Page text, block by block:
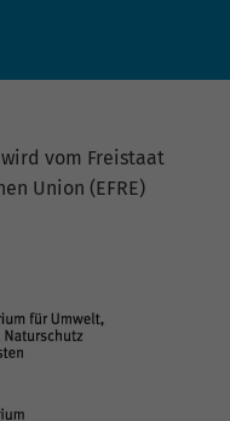
wird vom Freistaat
Union (EFRE)